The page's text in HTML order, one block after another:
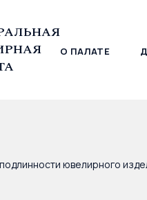
О ПАЛАТЕ
палата, 2026
ювелирного